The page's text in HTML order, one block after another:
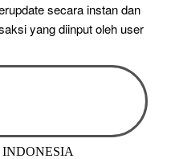
secara instan dan
yang diinput oleh user